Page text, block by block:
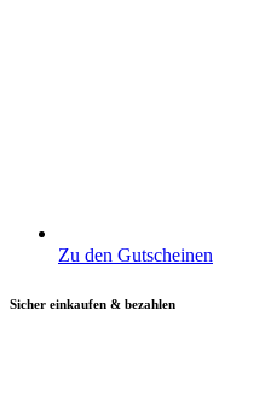
Zu den Gutscheinen
Sicher einkaufen & bezahlen